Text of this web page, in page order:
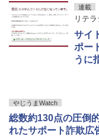
連載
リテ
サイ
ポー
うに
やじうまWatch
総数約130点の圧倒
れたサポート詐欺広